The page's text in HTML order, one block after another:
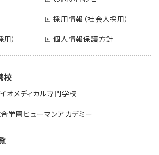
採用情報（社会人採用）
）
個人情報保護方針
校
オメディカル専門学校
合学園ヒューマンアカデミー